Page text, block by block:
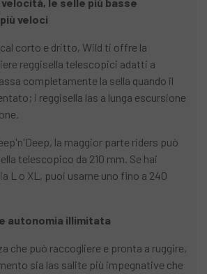
veloci
corto e dritto, Wild ti offre la
reggisella telescopici adatti a
completamente la sella quando il
i reggisella las a lunga escursione
la maggior parte riders può
telescopico da 210 mm. Se hai
L o XL, puoi usarne uno fino a 240
autonomia illimitata
che può raccogliere e pronta a ruggire,
sia las salite più impegnative che